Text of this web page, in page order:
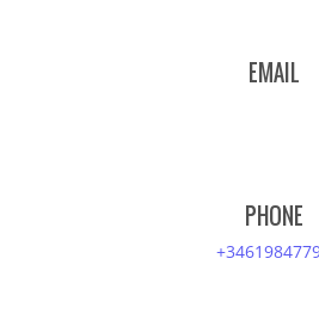
EMAIL
PHONE